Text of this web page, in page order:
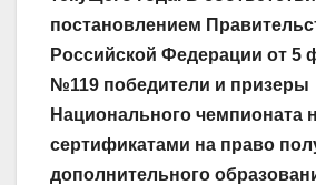
постановлением
Российской Федерации от 5
№119 победители и призеры
Национального чемпионата
сертификатами на право
дополнительного